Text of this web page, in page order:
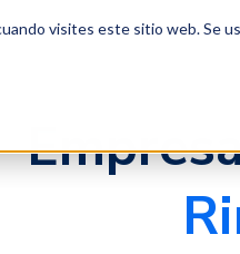
visites este sitio web. Se